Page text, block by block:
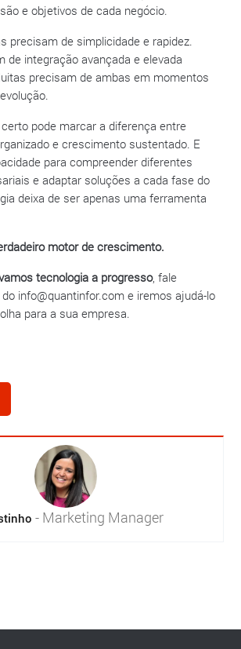
e objetivos de cada negócio.
precisam de simplicidade e rapidez.
de integração avançada e elevada
precisam de ambas em momentos
pode marcar a diferença entre
e crescimento sustentado. E
para compreender diferentes
e adaptar soluções a cada fase do
deixa de ser apenas uma ferramenta
motor de crescimento.
tecnologia a progresso, fale
info@quantinfor.com e iremos ajudá-lo
para a sua empresa.
- Marketing Manager